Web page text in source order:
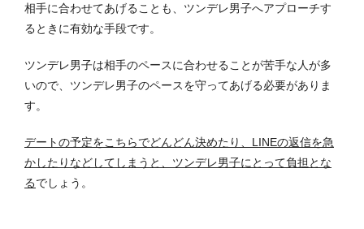
相手に合わせてあげることも、ツンデレ男子へアプローチす
るときに有効な手段です。
ツンデレ男子は相手のペースに合わせることが苦手な人が多
いので、ツンデレ男子のペースを守ってあげる必要がありま
す。
デートの予定をこちらでどんどん決めたり、LINEの返信を急
かしたりなどしてしまうと、ツンデレ男子にとって負担とな
るでしょう。